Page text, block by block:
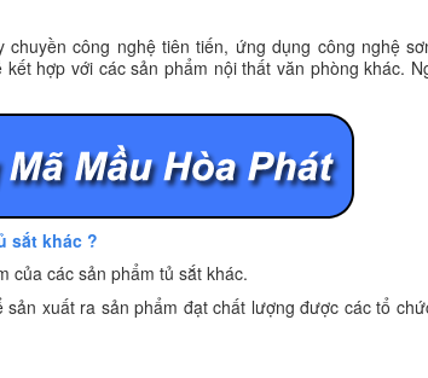
công nghệ tiên tiến, ứng dụng công nghệ
hợp với các sản phẩm nội thất văn phòng khác.
sắt khác ?
của các sản phẩm tủ sắt khác.
xuất ra sản phẩm đạt chất lượng được các tổ